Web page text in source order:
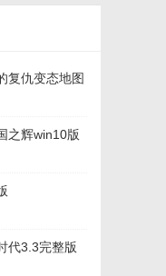
复仇变态地图
之辉win10版
代3.3完整版